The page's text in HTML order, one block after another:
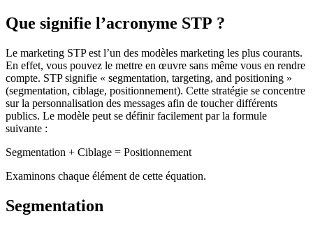
Que signifie l’acronyme STP ?
Le marketing STP est l’un des modèles marketing les plus courants.
En effet, vous pouvez le mettre en œuvre sans même vous en rendre
compte. STP signifie « segmentation, targeting, and positioning »
(segmentation, ciblage, positionnement). Cette stratégie se concentre
sur la personnalisation des messages afin de toucher différents
publics. Le modèle peut se définir facilement par la formule
suivante :
Segmentation + Ciblage = Positionnement
Examinons chaque élément de cette équation.
Segmentation